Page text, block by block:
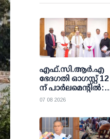
എഫ്.സി.ആര്‍.എ
ഭേദഗതി ഓഗസ്റ്റ് 12
ന് പാര്‍ലമെന്റില്‍:
ആശങ്ക അറിയിച്ച്
സഭകളും മിസോറം
സര്‍ക്കാരും;
വഴങ്ങാതെ കേന്ദ്രം
07 08 2026